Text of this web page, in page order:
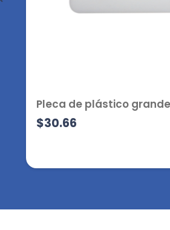
Pleca de plástico grande
$30.66